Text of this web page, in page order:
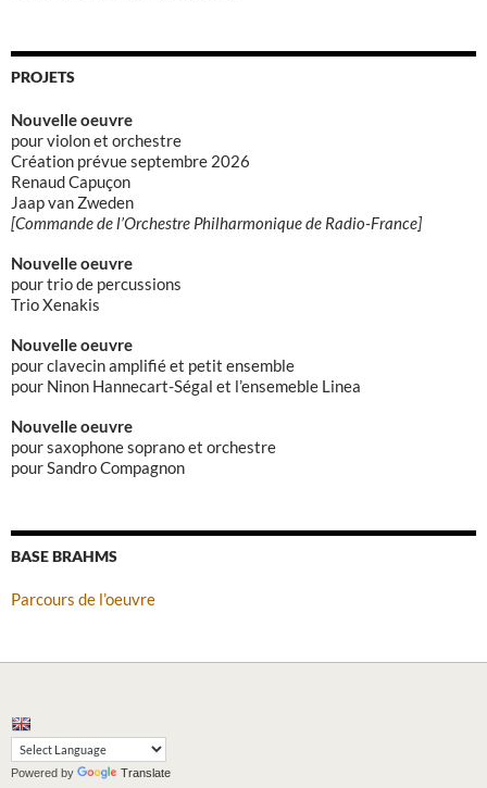
PROJETS
Nouvelle oeuvre
pour violon et orchestre
Création prévue septembre 2026
Renaud Capuçon
Jaap van Zweden
[Commande de l’Orchestre Philharmonique de Radio-France]
Nouvelle oeuvre
pour trio de percussions
Trio Xenakis
Nouvelle oeuvre
pour clavecin amplifié et petit ensemble
pour Ninon Hannecart-Ségal et l’ensemeble Linea
Nouvelle oeuvre
pour saxophone soprano et orchestre
pour Sandro Compagnon
BASE BRAHMS
Parcours de l’oeuvre
Powered by Translate